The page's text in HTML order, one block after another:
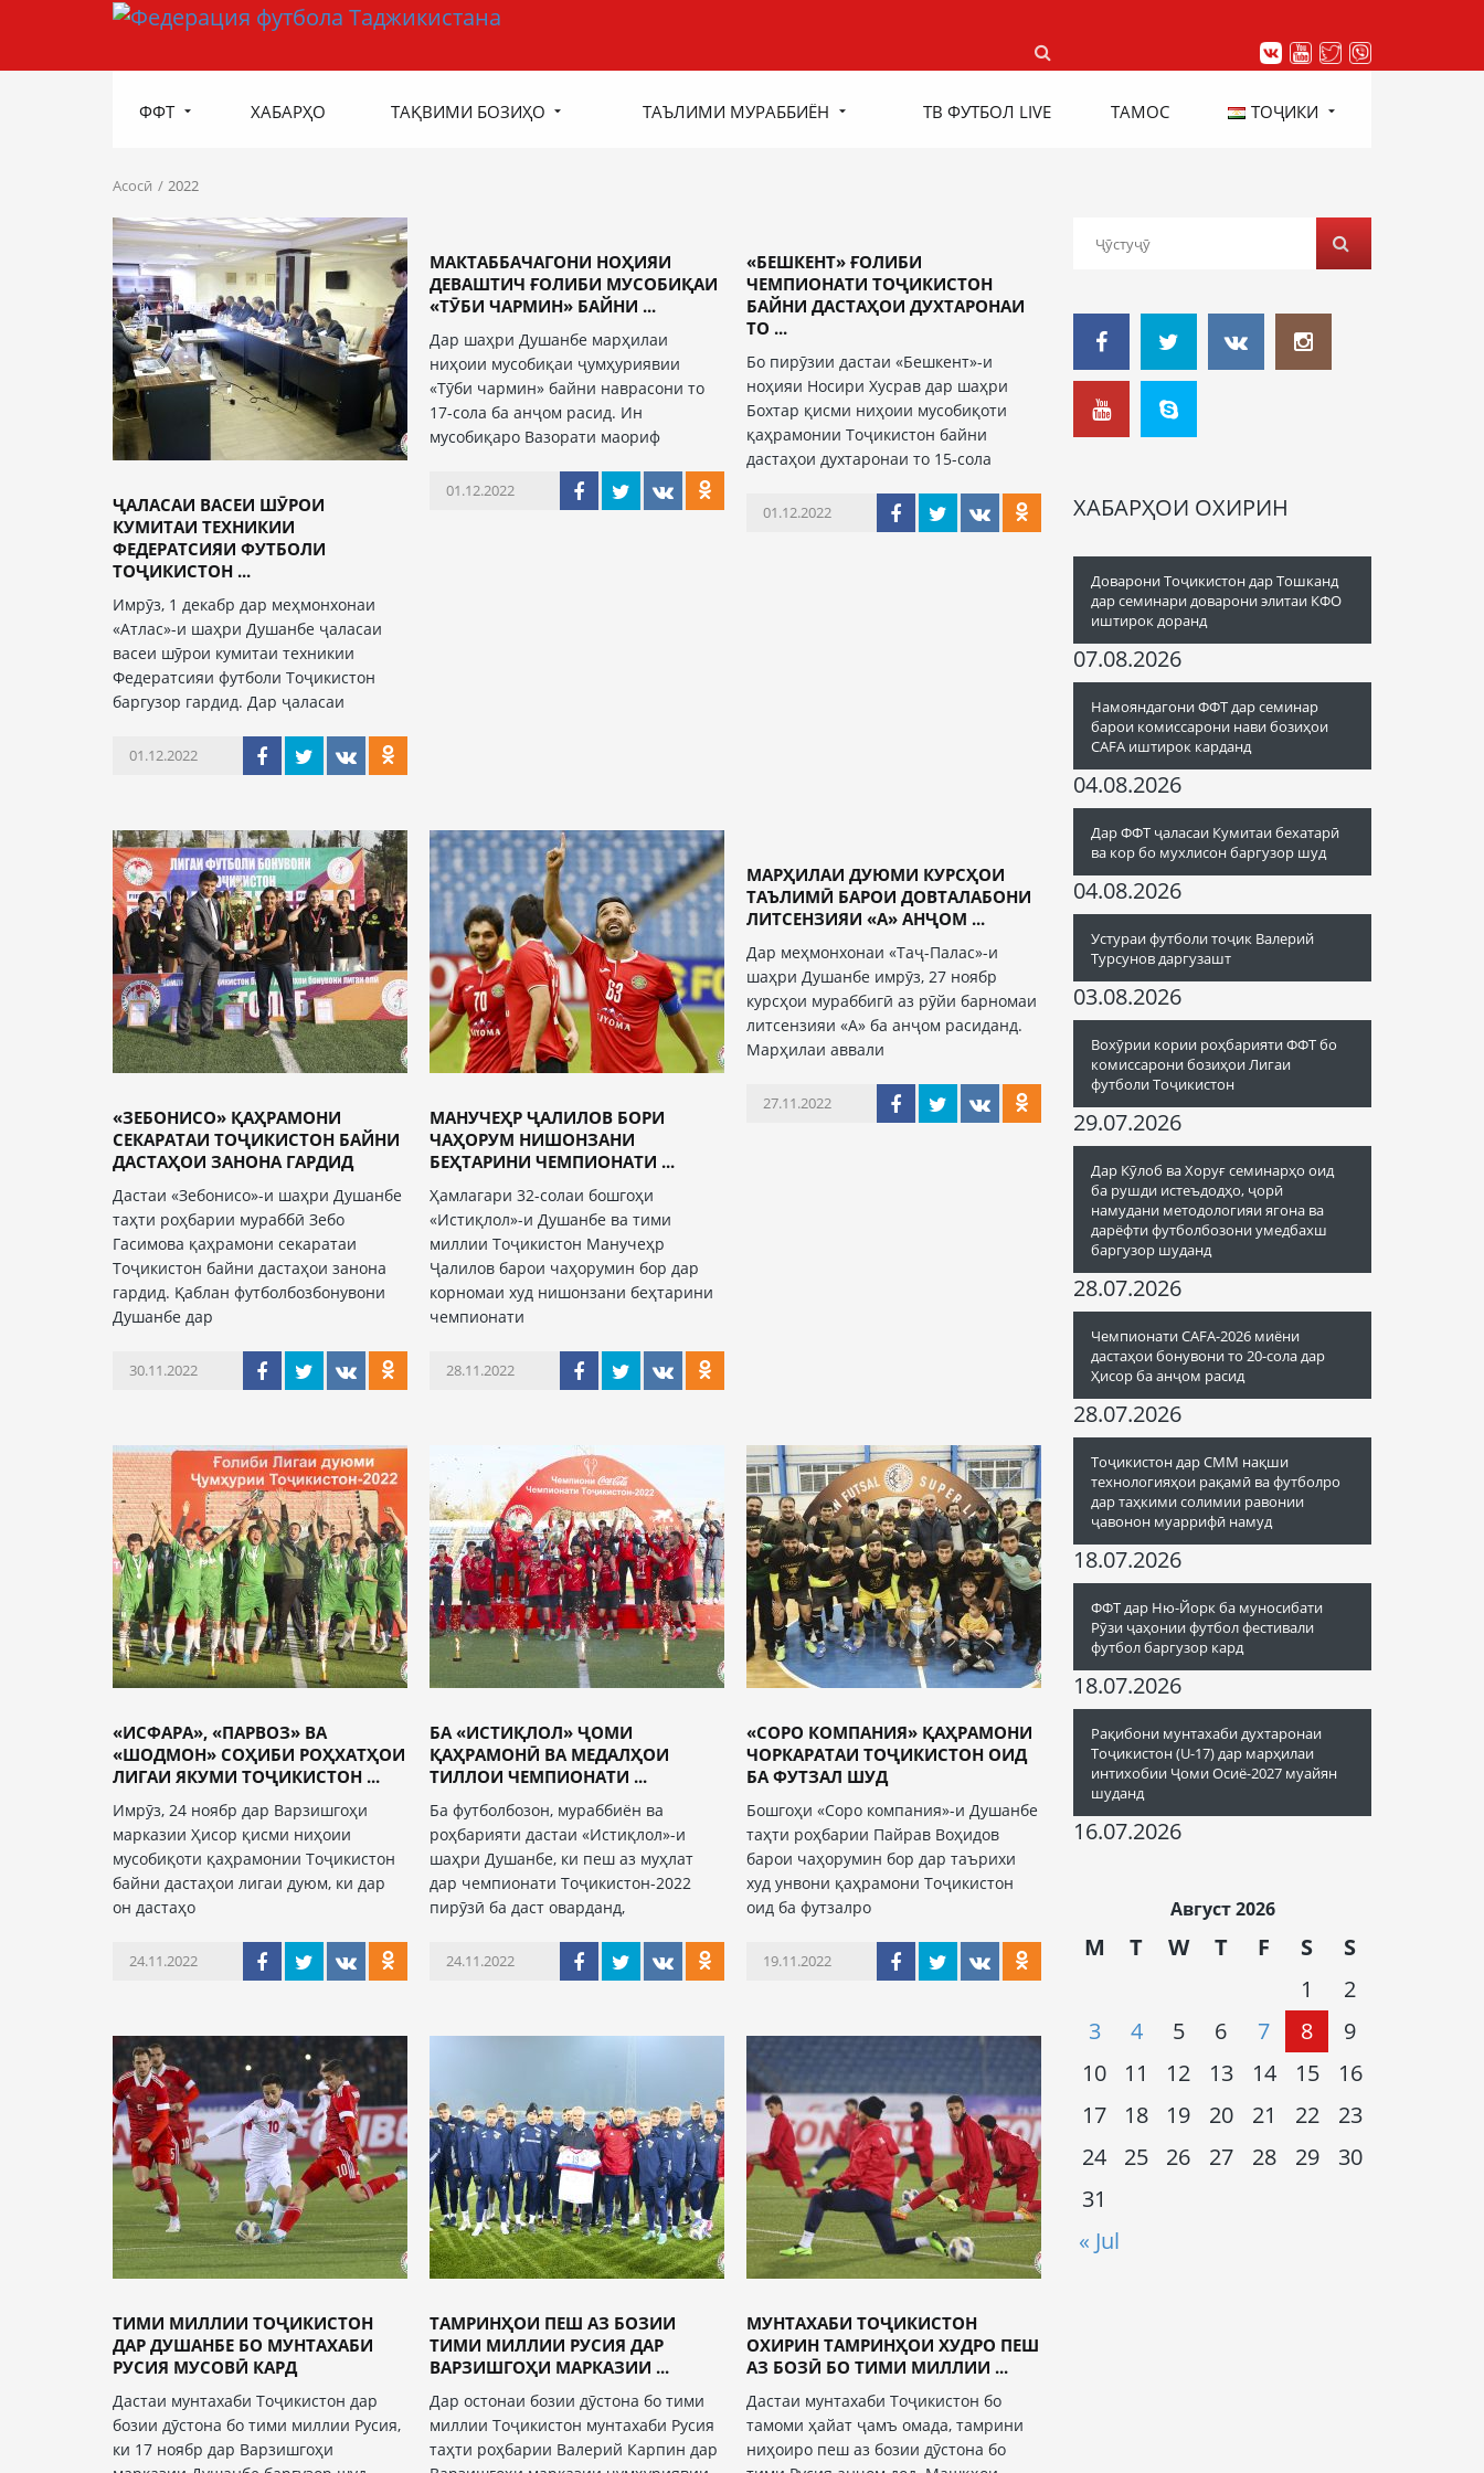
ФФТ ХАБАРҲО ТАҚВИМИ БОЗИҲО ТАЪЛИМИ МУРАББИЁН ТВ ФУТБОЛ LIVE ТАМОС ТОҶИКИ
Асосӣ 2022
ҶАЛАСАИ ВАСЕИ ШӮРОИ
КУМИТАИ ТЕХНИКИИ
ФЕДЕРАТСИЯИ ФУТБОЛИ
ТОҶИКИСТОН ...
Имрӯз, 1 декабр дар меҳмонхонаи
«Атлас»-и шаҳри Душанбе ҷаласаи
васеи шӯрои кумитаи техникии
Федератсияи футболи Тоҷикистон
баргузор гардид. Дар ҷаласаи
01.12.2022
МАКТАББАЧАГОНИ НОҲИЯИ
ДЕВАШТИЧ ҒОЛИБИ МУСОБИҚАИ
«ТӮБИ ЧАРМИН» БАЙНИ ...
Дар шаҳри Душанбе марҳилаи
ниҳоии мусобиқаи ҷумҳуриявии
«Тӯби чармин» байни наврасони то
17-сола ба анҷом расид. Ин
мусобиқаро Вазорати маориф
01.12.2022
«БЕШКЕНТ» ҒОЛИБИ
ЧЕМПИОНАТИ ТОҶИКИСТОН
БАЙНИ ДАСТАҲОИ ДУХТАРОНАИ
ТО ...
Бо пирӯзии дастаи «Бешкент»-и
ноҳияи Носири Хусрав дар шаҳри
Бохтар қисми ниҳоии мусобиқоти
қаҳрамонии Тоҷикистон байни
дастаҳои духтаронаи то 15-сола
01.12.2022
«ЗЕБОНИСО» ҚАҲРАМОНИ
СЕКАРАТАИ ТОҶИКИСТОН БАЙНИ
ДАСТАҲОИ ЗАНОНА ГАРДИД
Дастаи «Зебонисо»-и шаҳри Душанбе
таҳти роҳбарии мураббӣ Зебо
Гасимова қаҳрамони секаратаи
Тоҷикистон байни дастаҳои занона
гардид. Қаблан футболбозбонувони
Душанбе дар
30.11.2022
МАНУЧЕҲР ҶАЛИЛОВ БОРИ
ЧАҲОРУМ НИШОНЗАНИ
БЕҲТАРИНИ ЧЕМПИОНАТИ ...
Ҳамлагари 32-солаи бошгоҳи
«Истиқлол»-и Душанбе ва тими
миллии Тоҷикистон Манучеҳр
Ҷалилов барои чаҳорумин бор дар
корномаи худ нишонзани беҳтарини
чемпионати
28.11.2022
МАРҲИЛАИ ДУЮМИ КУРСҲОИ
ТАЪЛИМӢ БАРОИ ДОВТАЛАБОНИ
ЛИТСЕНЗИЯИ «А» АНҶОМ ...
Дар меҳмонхонаи «Таҷ-Палас»-и
шаҳри Душанбе имрӯз, 27 ноябр
курсҳои мураббигӣ аз рӯйи барномаи
литсензияи «А» ба анҷом расиданд.
Марҳилаи аввали
27.11.2022
«ИСФАРА», «ПАРВОЗ» ВА
«ШОДМОН» СОҲИБИ РОҲХАТҲОИ
ЛИГАИ ЯКУМИ ТОҶИКИСТОН ...
Имрӯз, 24 ноябр дар Варзишгоҳи
марказии Ҳисор қисми ниҳоии
мусобиқоти қаҳрамонии Тоҷикистон
байни дастаҳои лигаи дуюм, ки дар
он дастаҳо
24.11.2022
БА «ИСТИҚЛОЛ» ҶОМИ
ҚАҲРАМОНӢ ВА МЕДАЛҲОИ
ТИЛЛОИ ЧЕМПИОНАТИ ...
Ба футболбозон, мураббиён ва
роҳбарияти дастаи «Истиқлол»-и
шаҳри Душанбе, ки пеш аз муҳлат
дар чемпионати Тоҷикистон-2022
пирӯзӣ ба даст оварданд,
24.11.2022
«СОРО КОМПАНИЯ» ҚАҲРАМОНИ
ЧОРКАРАТАИ ТОҶИКИСТОН ОИД
БА ФУТЗАЛ ШУД
Бошгоҳи «Соро компания»-и Душанбе
таҳти роҳбарии Пайрав Воҳидов
барои чаҳорумин бор дар таърихи
худ унвони қаҳрамони Тоҷикистон
оид ба футзалро
19.11.2022
ТИМИ МИЛЛИИ ТОҶИКИСТОН
ДАР ДУШАНБЕ БО МУНТАХАБИ
РУСИЯ МУСОВӢ КАРД
Дастаи мунтахаби Тоҷикистон дар
бозии дӯстона бо тими миллии Русия,
ки 17 ноябр дар Варзишгоҳи
ТАМРИНҲОИ ПЕШ АЗ БОЗИИ
ТИМИ МИЛЛИИ РУСИЯ ДАР
ВАРЗИШГОҲИ МАРКАЗИИ ...
Дар остонаи бозии дӯстона бо тими
миллии Тоҷикистон мунтахаби Русия
таҳти роҳбарии Валерий Карпин дар
МУНТАХАБИ ТОҶИКИСТОН
ОХИРИН ТАМРИНҲОИ ХУДРО ПЕШ
АЗ БОЗӢ БО ТИМИ МИЛЛИИ ...
Дастаи мунтахаби Тоҷикистон бо
тамоми ҳайат ҷамъ омада, тамрини
ниҳоиро пеш аз бозии дӯстона бо
ХАБАРҲОИ ОХИРИН
Доварони Тоҷикистон дар Тошканд
дар семинари доварони элитаи КФО
иштирок доранд
07.08.2026
Намояндагони ФФТ дар семинар
барои комиссарони нави бозиҳои
CAFA иштирок карданд
04.08.2026
Дар ФФТ ҷаласаи Кумитаи бехатарӣ
ва кор бо мухлисон баргузор шуд
04.08.2026
Устураи футболи тоҷик Валерий
Турсунов даргузашт
03.08.2026
Вохӯрии кории роҳбарияти ФФТ бо
комиссарони бозиҳои Лигаи
футболи Тоҷикистон
29.07.2026
Дар Кӯлоб ва Хоруғ семинарҳо оид
ба рушди истеъдодҳо, ҷорӣ
намудани методологияи ягона ва
дарёфти футболбозони умедбахш
баргузор шуданд
28.07.2026
Чемпионати CAFA-2026 миёни
дастаҳои бонувони то 20-сола дар
Ҳисор ба анҷом расид
28.07.2026
Тоҷикистон дар СММ нақши
технологияҳои рақамӣ ва футболро
дар таҳкими солимии равонии
ҷавонон муаррифӣ намуд
18.07.2026
ФФТ дар Ню-Йорк ба муносибати
Рӯзи ҷаҳонии футбол фестивали
футбол баргузор кард
18.07.2026
Рақибони мунтахаби духтаронаи
Тоҷикистон (U-17) дар марҳилаи
интихобии Ҷоми Осиё-2027 муайян
шуданд
16.07.2026
Август 2026
M T W T F S S
« Jul
1
2
3
4 5 6 7 8
9
10
11 12 13 14 15
16
17
18 19 20 21 22
23
24
25 26 27 28 29
30
31